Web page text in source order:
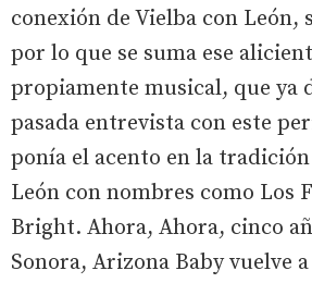
conexión de Vielba con León,
por lo que se suma ese
propiamente musical, que ya
pasada entrevista con este
ponía el acento en la
León con nombres como Los
Bright. Ahora, Ahora, cinco
Sonora, Arizona Baby vuelve